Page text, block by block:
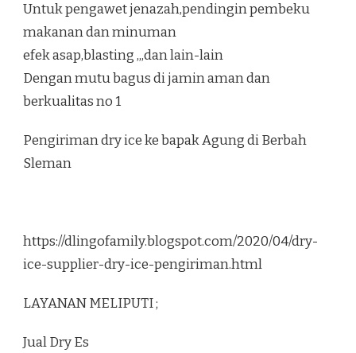
Untuk pengawet jenazah,pendingin pembeku
makanan dan minuman
efek asap,blasting ,,,dan lain-lain
Dengan mutu bagus di jamin aman dan
berkualitas no 1
Pengiriman dry ice ke bapak Agung di Berbah
Sleman
https://dlingofamily.blogspot.com/2020/04/dry-
ice-supplier-dry-ice-pengiriman.html
LAYANAN MELIPUTI ;
Jual Dry Es